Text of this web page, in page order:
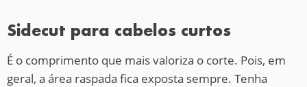
Sidecut para cabelos curtos
É o comprimento que mais valoriza o corte. Pois, em
geral, a área raspada fica exposta sempre. Tenha